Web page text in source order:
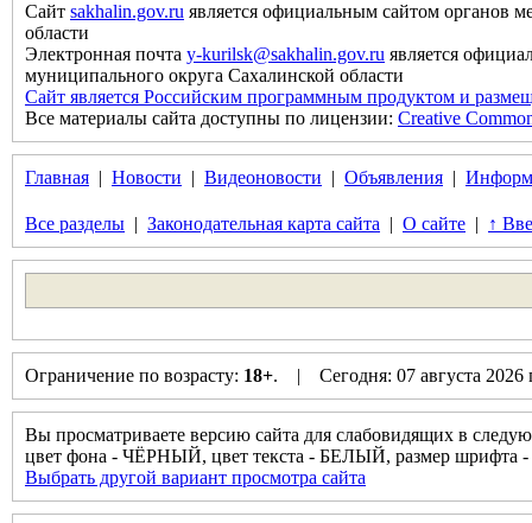
Сайт sakhalin.gov.ru является официальным сайтом органов
области
Электронная почта y-kurilsk@sakhalin.gov.ru является
муниципального округа Сахалинской области
Сайт является Российским программным продуктом и
Все материалы сайта доступны по лицензии: Creative
Главная | Новости | Видеоновости | Объявления |
Все разделы | Законодательная карта сайта | О сайте | ↑
Ограничение по возрасту: 18+. | Сегодня: 07 августа
Вы просматриваете версию сайта для слабовидящих в
цвет фона - ЧЁРНЫЙ, цвет текста - БЕЛЫЙ, размер
Выбрать другой вариант просмотра сайта